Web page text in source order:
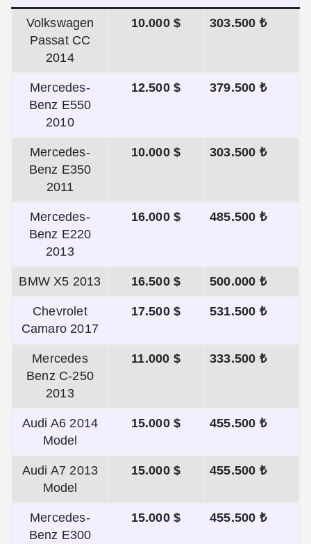
Volkswagen
Passat CC
2014
10.000 $ 303.500 ₺
Mercedes-
Benz E550
2010
12.500 $ 379.500 ₺
Mercedes-
Benz E350
2011
10.000 $ 303.500 ₺
Mercedes-
Benz E220
2013
16.000 $ 485.500 ₺
BMW X5 2013 16.500 $ 500.000 ₺
Chevrolet
Camaro 2017
17.500 $ 531.500 ₺
Mercedes
Benz C-250
2013
11.000 $ 333.500 ₺
Audi A6 2014
Model
15.000 $ 455.500 ₺
Audi A7 2013
Model
15.000 $ 455.500 ₺
Mercedes-
Benz E300
15.000 $ 455.500 ₺